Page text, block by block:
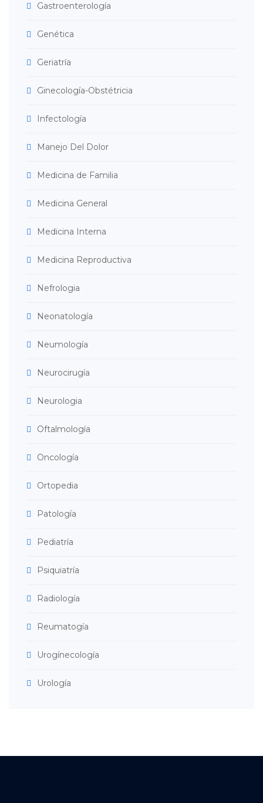
Gastroenterología
Genética
Geriatría
Ginecología-Obstétricia
Infectología
Manejo Del Dolor
Medicina de Familia
Medicina General
Medicina Interna
Medicina Reproductiva
Nefrologia
Neonatología
Neumología
Neurocirugía
Neurologia
Oftalmología
Oncología
Ortopedia
Patología
Pediatría
Psiquiatría
Radiología
Reumatogía
Urogínecología
Urología